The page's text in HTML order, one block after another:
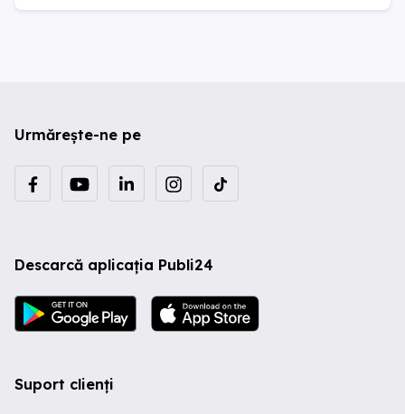
Urmărește-ne pe
Descarcă aplicația Publi24
Suport clienți